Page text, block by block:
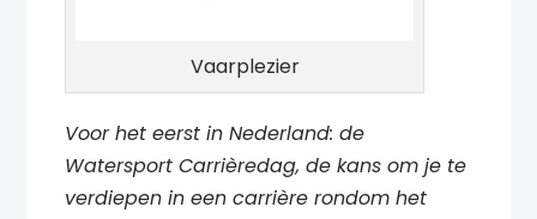
Vaarplezier
Voor het eerst in Nederland: de
Watersport Carrièredag, de kans om je te
verdiepen in een carrière rondom het